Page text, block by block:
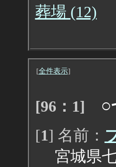
葬場 (12)
[全件表示]
[96：1] ○
[1] 名前：
宮城県